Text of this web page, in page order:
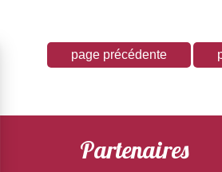
Partenaires